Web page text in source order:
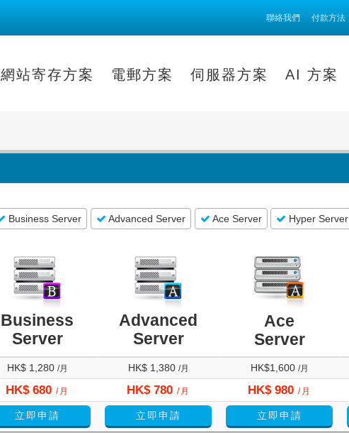
聯絡我們 付款方法
網站寄存方案 電郵方案 伺服器方案 AI 方案
Business Server Advanced Server Ace Server Hyper Server
Business
Server
Advanced
Server
Ace
Server
HK$ 1,280 /月 HK$ 1,380 /月 HK$1,600 /月
HK$ 680 /月 HK$ 780 /月 HK$ 980 /月
立即申請 立即申請 立即申請